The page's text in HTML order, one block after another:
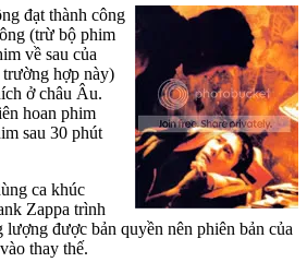
đạt thành công
(trừ bộ phim
về sau của
hợp này)
ở châu Âu.
hoan phim
sau 30 phút
ca khúc
Zappa trình
được bản quyền nên phiên bản của
thay thế.